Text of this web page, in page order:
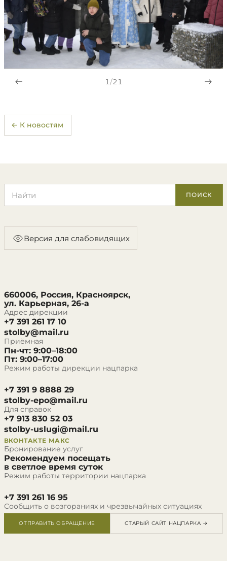
1/21
← К новостям
ПОИСК
Версия для слабовидящих
660006, Россия, Красноярск,
ул. Карьерная, 26-а
Адрес дирекции
+7 391 261 17 10
stolby@mail.ru
Приёмная
Пн-чт: 9:00–18:00
Пт: 9:00–17:00
Режим работы дирекции нацпарка
+7 391 9 8888 29
stolby-epo@mail.ru
Для справок
+7 913 830 52 03
stolby-uslugi@mail.ru
ВКОНТАКТЕ МАКС
Бронирование услуг
Рекомендуем посещать
в светлое время суток
Режим работы территории нацпарка
+7 391 261 16 95
Сообщить о возгораниях и чрезвычайных ситуациях
ОТПРАВИТЬ ОБРАЩЕНИЕ СТАРЫЙ САЙТ НАЦПАРКА →